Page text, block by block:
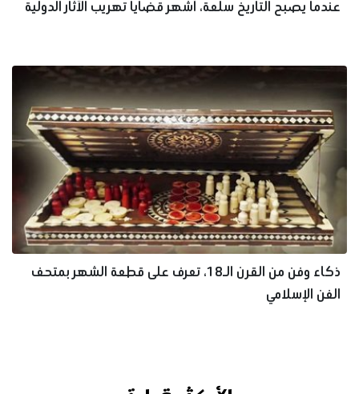
عندما يصبح التاريخ سلعة، أشهر قضايا تهريب الآثار الدولية
ذكاء وفن من القرن الـ18، تعرف على قطعة الشهر بمتحف
الفن الإسلامي